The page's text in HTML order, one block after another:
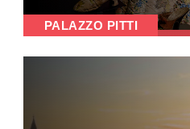
PALAZZO PITTI